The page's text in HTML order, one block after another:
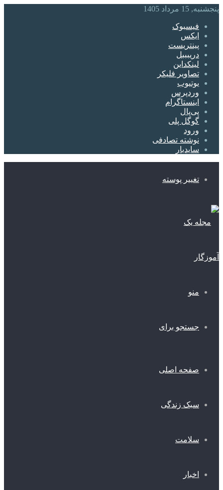
پنجشنبه, 15 مرداد 1405
فیسبوک
ایکس
پینتریست
دریبببل
لینکداین
تصاویر فلیکر
یوتیوب
وردپرس
اینستاگرام
پی‌پال
گوگل پلی
ورود
نوشته تصادفی
سایدبار
تغییر پوسته
منو
جستجو برای
صفحه اصلی
سبک زندگی
سلامت
اخبار